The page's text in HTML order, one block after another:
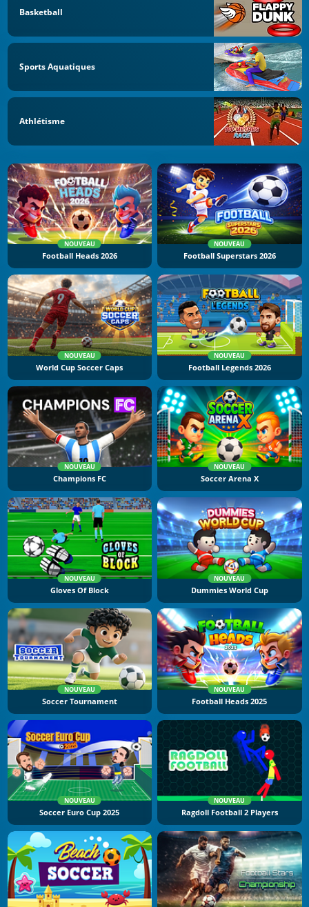
Basketball
Sports Aquatiques
Athlétisme
NOUVEAU
Football Heads 2026
NOUVEAU
Football Superstars 2026
NOUVEAU
World Cup Soccer Caps
NOUVEAU
Football Legends 2026
NOUVEAU
Champions FC
NOUVEAU
Soccer Arena X
NOUVEAU
Gloves Of Block
NOUVEAU
Dummies World Cup
NOUVEAU
Soccer Tournament
NOUVEAU
Football Heads 2025
NOUVEAU
Soccer Euro Cup 2025
NOUVEAU
Ragdoll Football 2 Players